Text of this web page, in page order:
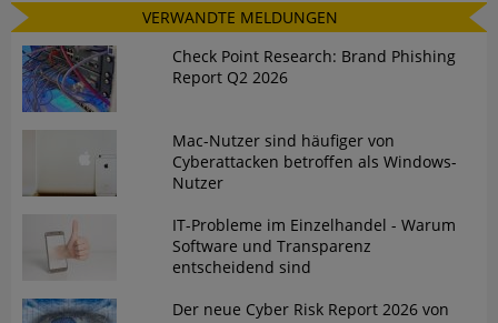
VERWANDTE MELDUNGEN
Check Point Research: Brand Phishing
Report Q2 2026
Mac-Nutzer sind häufiger von
Cyberattacken betroffen als Windows-
Nutzer
IT-Probleme im Einzelhandel - Warum
Software und Transparenz
entscheidend sind
Der neue Cyber Risk Report 2026 von